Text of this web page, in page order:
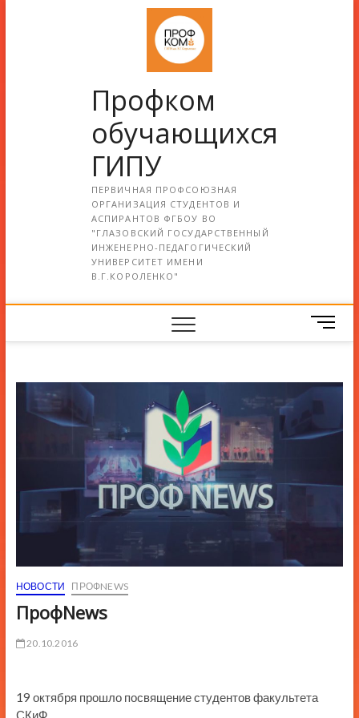
Профком
обучающихся
ГИПУ
ПЕРВИЧНАЯ ПРОФСОЮЗНАЯ
ОРГАНИЗАЦИЯ СТУДЕНТОВ И
АСПИРАНТОВ ФГБОУ ВО
"ГЛАЗОВСКИЙ ГОСУДАРСТВЕННЫЙ
ИНЖЕНЕРНО-ПЕДАГОГИЧЕСКИЙ
УНИВЕРСИТЕТ ИМЕНИ
В.Г.КОРОЛЕНКО"
М
е
НОВОСТИ ПРОФNEWS
ПрофNews
20.10.2016
19 октября прошло посвящение студентов факультета
СКиФ.